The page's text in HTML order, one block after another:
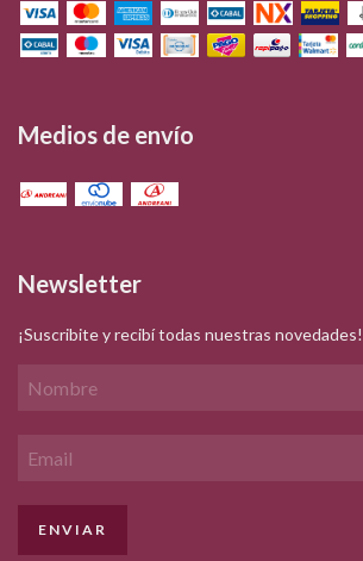
Medios de envío
Newsletter
¡Suscribite y recibí todas nuestras novedades!